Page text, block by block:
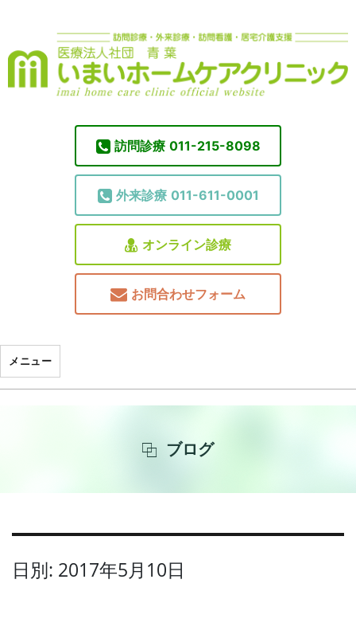
訪問診療 011-215-8098
外来診療 011-611-0001
オンライン診療
お問合わせフォーム
メニュー
ブログ
日別: 2017年5月10日